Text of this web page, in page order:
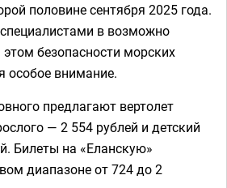
половине сентября 2025 года.
в возможно
безопасности морских
особое внимание.
предлагают вертолет
— 2 554 рублей и детский
Билеты на «Еланскую»
диапазоне от 724 до 2